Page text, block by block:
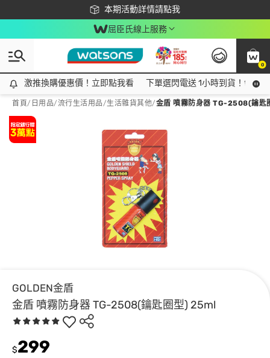
本期活動詳情請點我
下載app最高回饋$350
屈臣氏線上服務
0
激推換購優惠價！立即點我看
激推換購優惠價！立即點我看 下單選閃電送 1小時到貨！領神
首頁/ 日用品/流行生活用品/生活雜貨其他/金盾 噴霧防身器 TG-2508(鑰匙
GOLDEN金盾
金盾 噴霧防身器 TG-2508(鑰匙圈型) 25ml
$299